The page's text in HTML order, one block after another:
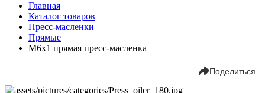
Главная
Каталог товаров
Пресс-масленки
Прямые
М6х1 прямая пресс-масленка
Поделиться